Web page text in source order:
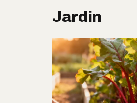
Jardin